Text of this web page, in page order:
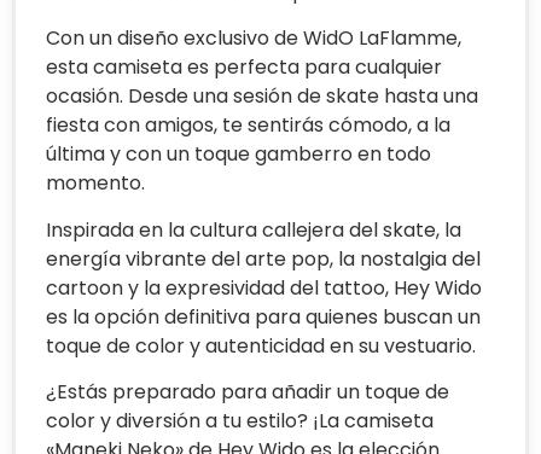
Con un diseño exclusivo de WidO LaFlamme,
esta camiseta es perfecta para cualquier
ocasión. Desde una sesión de skate hasta una
fiesta con amigos, te sentirás cómodo, a la
última y con un toque gamberro en todo
momento.
Inspirada en la cultura callejera del skate, la
energía vibrante del arte pop, la nostalgia del
cartoon y la expresividad del tattoo, Hey Wido
es la opción definitiva para quienes buscan un
toque de color y autenticidad en su vestuario.
¿Estás preparado para añadir un toque de
color y diversión a tu estilo? ¡La camiseta